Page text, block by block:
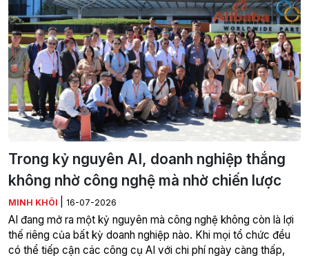
Trong kỷ nguyên AI, doanh nghiệp thắng
không nhờ công nghệ mà nhờ chiến lược
MINH KHÔI 16-07-2026
AI đang mở ra một kỷ nguyên mà công nghệ không còn là lợi
thế riêng của bất kỳ doanh nghiệp nào. Khi mọi tổ chức đều
có thể tiếp cận các công cụ AI với chi phí ngày càng thấp,